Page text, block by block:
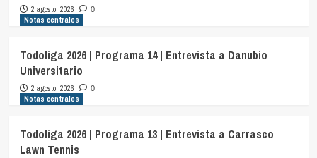
2 agosto, 2026 0
Notas centrales
Todoliga 2026 | Programa 14 | Entrevista a Danubio
Universitario
2 agosto, 2026 0
Notas centrales
Todoliga 2026 | Programa 13 | Entrevista a Carrasco
Lawn Tennis